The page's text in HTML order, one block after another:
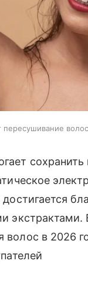
сохранить
в 2026